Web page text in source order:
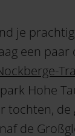
je
een
Hohe
tochten, de
de